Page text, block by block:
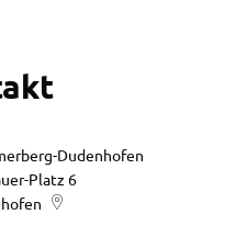
Dudenhofen
Platz 6